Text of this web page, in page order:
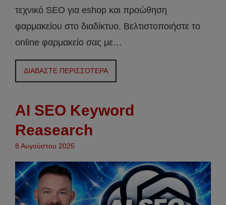
τεχνικό SEO για eshop και προώθηση
φαρμακείου στο διαδίκτυο. Βελτιστοποιήστε το
online φαρμακείο σας με…
ΔΙΑΒΑΣΤΕ ΠΕΡΙΣΣΟΤΕΡΑ
AI SEO Keyword
Reasearch
8 Αυγούστου 2025